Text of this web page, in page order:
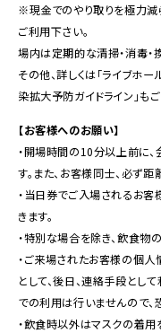
※現金でのやり取りを極力減
ご利用下さい。
場内は定期的な清掃・消毒・
その他、詳しくは「ライブホ
染拡大予防ガイドライン」もご
【お客様へのお願い】
・開場時間の10分以上前に
す。また、お客様同士、必ず
・当日券でご入場されるお
きます。
・特別な場合を除き、飲食物
・ご来場されたお客様の個
として、後日、連絡手段とし
での利用は行いませんので、
・飲食時以外はマスクの着用